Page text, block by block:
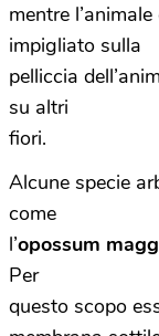
mentre
impigliato sulla
pelliccia
su altri
fiori.
Alcune specie
come
l’opossum
Per
questo scopo